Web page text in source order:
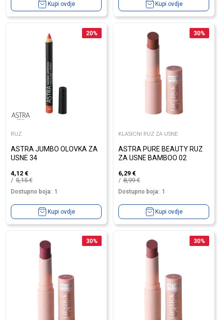
Kupi ovdje Kupi ovdje
20%
RUZ
ASTRA JUMBO OLOVKA ZA
USNE 34
4,12 €
5,15€
Dostupno boja: 1
Kupi ovdje
30%
KLASICNI RUZ ZA USNE
ASTRA PURE BEAUTY RUZ
ZA USNE BAMBOO 02
6,29 €
8,99€
Dostupno boja: 1
Kupi ovdje
30% 30%